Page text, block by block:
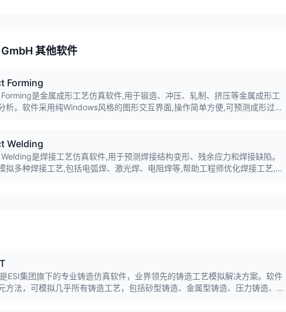
其他软件
Forming
是金属成形工艺仿真软件,用于锻造、冲压、轧制、挤压等金属成形工
析。软件采用纯Windows风格的图形交互界面,操作简单方便,可预测成形过程
Welding
是焊接工艺仿真软件,用于预测焊接结构变形、残余应力和焊接缺陷。
拟多种焊接工艺,包括电弧焊、激光焊、电阻焊等,帮助工程师优化焊接工艺,提
ESI集团旗下的专业铸造仿真软件，业界领先的铸造工艺模拟解决方案。软件
方法，可模拟几乎所有铸造工艺，包括砂型铸造、金属型铸造、压力铸造、熔